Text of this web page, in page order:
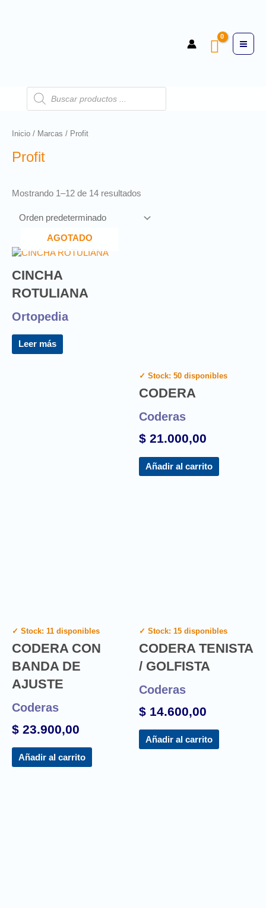
Inicio / Marcas / Profit
Profit
Mostrando 1–12 de 14 resultados
AGOTADO
CINCHA
ROTULIANA
Ortopedia
Leer más
✓ Stock: 50 disponibles
CODERA
Coderas
$ 21.000,00
Añadir al carrito
✓ Stock: 11 disponibles
CODERA CON
BANDA DE
AJUSTE
Coderas
$ 23.900,00
Añadir al carrito
✓ Stock: 15 disponibles
CODERA TENISTA
/ GOLFISTA
Coderas
$ 14.600,00
Añadir al carrito